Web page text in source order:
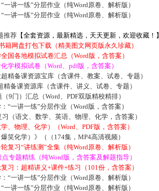
讲一练”分层作业（纯Word原卷、解析版）
讲一练”分层作业（纯Word原卷、解析版）
推荐【全套资源，最新精选，天天更新，欢迎收藏！】
籍网盘打包下载（精美图文网页版永久珍藏）
国各地模拟试卷汇总（Word版，含答案）
学模拟试卷（Word、pdf版，含答案）
精备课资源宝库（含课件、教案、试卷、专题）
备课资源库（含课件、讲义、试卷、专题）
9门）汇总（Word、PDF双版精校精排）
“一讲一练”分层作业（Word版，含答案）
（语文、数学、英语、物理、化学，含答案）
、物理、化学）（Word、PDF版，含答案）
笑化学）》（（174集，MP4高清视频）
复习“讲练测”全集（纯Word原卷、解析版）
专题精练（纯Word版，含答案及解题指导）
习：超精讲义+课件+练习（101份，含答案）
“一讲一练”分层作业（Word原卷、解析版）
讲一练”分层作业（纯Word原卷、解析版）